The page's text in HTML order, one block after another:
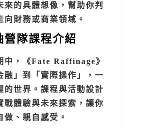
來的具體想像，幫助你判
向財務或商業領域。
營隊課程介紹
中，《Fate Raffinage》
融」到「實際操作」，一
的世界。課程與活動設計
戰體驗與未來探索，讓你
、親自感受。